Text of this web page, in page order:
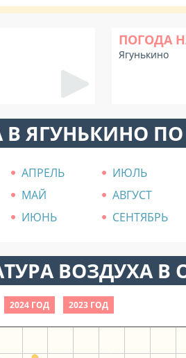
ПОГОДА
Ягунькино
В ЯГУНЬКИНО
АПРЕЛЬ
ИЮЛЬ
МАЙ
АВГУСТ
ИЮНЬ СЕНТЯБРЬ
ВОЗДУХА В
2024 ГОД 2023 ГОД